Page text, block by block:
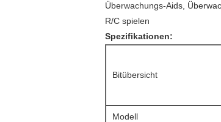
Überwachungs-Aids,
R/C spielen
Spezifikationen:
Bitübersicht
Modell